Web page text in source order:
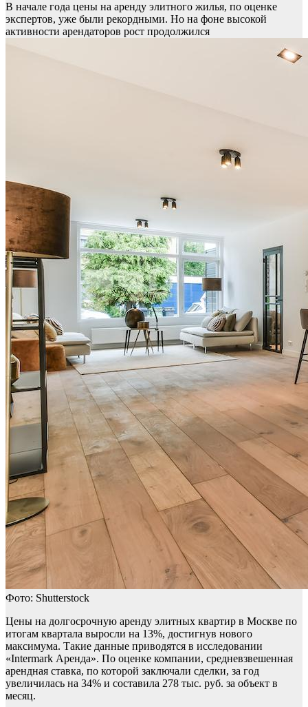
В начале года цены на аренду элитного жилья, по оценке
экспертов, уже были рекордными. Но на фоне высокой
активности арендаторов рост продолжился
Фото: Shutterstock
Цены на долгосрочную аренду элитных квартир в Москве по
итогам квартала выросли на 13%, достигнув нового
максимума. Такие данные приводятся в исследовании
«Intermark Аренда». По оценке компании, средневзвешенная
арендная ставка, по которой заключали сделки, за год
увеличилась на 34% и составила 278 тыс. руб. за объект в
месяц.